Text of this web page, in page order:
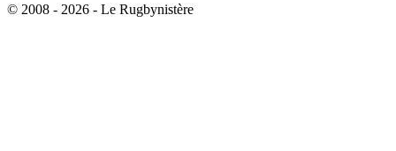
© 2008 - 2026 - Le Rugbynistère